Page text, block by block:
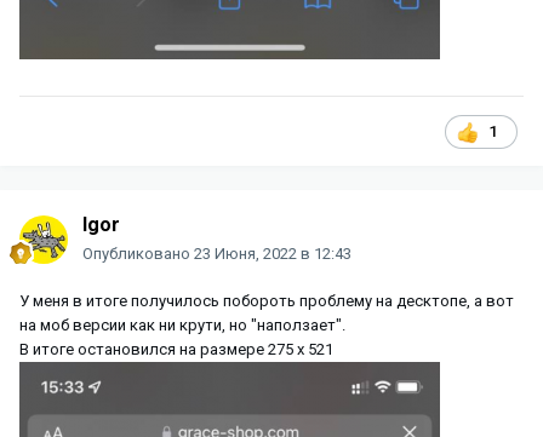
1
Igor
Опубликовано 23 Июня, 2022 в 12:43
У меня в итоге получилось побороть проблему на десктопе, а вот
на моб версии как ни крути, но "наползает".
В итоге остановился на размере 275 х 521